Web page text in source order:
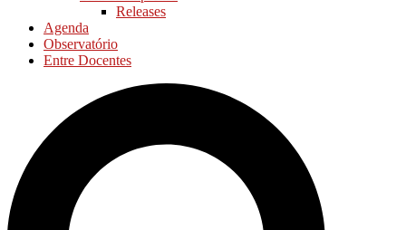
Releases
Agenda
Observatório
Entre Docentes